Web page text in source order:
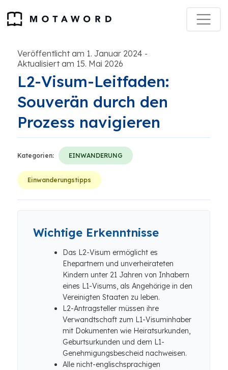
Veröffentlicht am 1. Januar 2024 -
Aktualisiert am 15. Mai 2026
L2-Visum-Leitfaden:
Souverän durch den
Prozess navigieren
Kategorien: EINWANDERUNG
Einwanderungstipps
Wichtige Erkenntnisse
Das L2-Visum ermöglicht es
Ehepartnern und unverheirateten
Kindern unter 21 Jahren von Inhabern
eines L1-Visums, als Angehörige in den
Vereinigten Staaten zu leben.
L2-Antragsteller müssen ihre
Verwandtschaft zum L1-Visuminhaber
mit Dokumenten wie Heiratsurkunden,
Geburtsurkunden und dem L1-
Genehmigungsbescheid nachweisen.
Alle nicht-englischsprachigen